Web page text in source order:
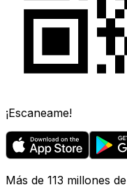
¡Escaneame!
Más de 113 millones